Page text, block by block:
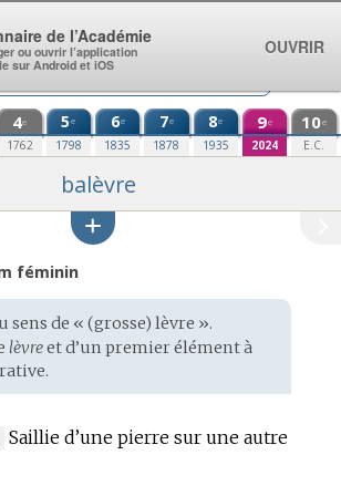
4e
1762
5e
1798
6e
1835
7e
1878
8e
1935
9e
2024
10e
E.C.
balèvre
féminin
sens de « (grosse) lèvre ».
lèvreet d’un premier élément à
Saillie d’une pierre sur une autre
de l’Académie
ou ouvrir l’application
sur Android et iOS
OUVRIR